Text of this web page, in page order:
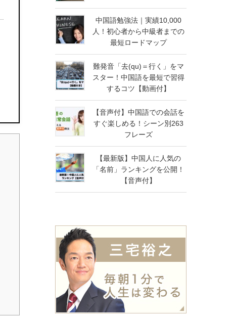
中国語勉強法｜実績10,000
人！初心者から中級者までの
最短ロードマップ
難発音「去(qu)＝行く」をマ
スター！中国語を最短で習得
するコツ【動画付】
【音声付】中国語での会話を
すぐ楽しめる！シーン別263
フレーズ
【最新版】中国人に人気の
「名前」ランキングを公開！
【音声付】